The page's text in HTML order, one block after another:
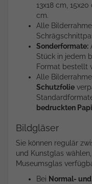
13x18 cm,
cm.
Alle
Sonderformate:
Stück in jedem
Format bestellt
Alle
Schutzfolie
bedruckten
Bildgläser
Sie können regulär
und Kunstglas
Museumsglas
Bei Normal-